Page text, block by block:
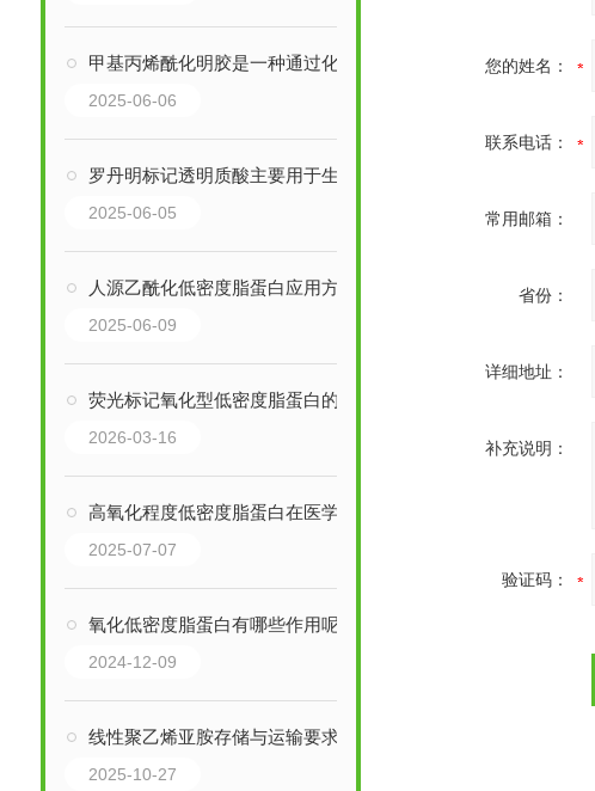
甲基丙烯酰化明胶是一种通过化学改性得到的功能性生物材料
2025-06-06
罗丹明标记透明质酸主要用于生物成像和识别
2025-06-05
人源乙酰化低密度脂蛋白应用方向分析
2025-06-09
荧光标记氧化型低密度脂蛋白的作用体现在哪些方面
2026-03-16
高氧化程度低密度脂蛋白在医学和科研领域有多种重要应用
2025-07-07
氧化低密度脂蛋白有哪些作用呢?
2024-12-09
线性聚乙烯亚胺存储与运输要求
2025-10-27
您的姓名：
联系电话：
常用邮箱：
省份：
详细地址：
补充说明：
验证码：